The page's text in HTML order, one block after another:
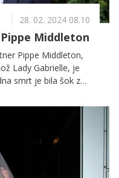
28. 02. 2024 08.10
Middleton
Pippe Middleton,
Lady Gabrielle, je
smrt je bila šok za